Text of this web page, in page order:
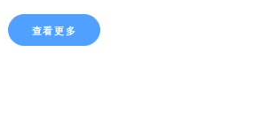
查看更多